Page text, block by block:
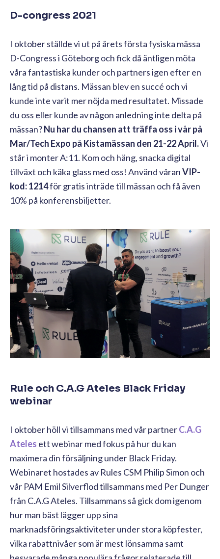
D-congress 2021
I oktober ställde vi ut på årets första fysiska mässa
D-Congress i Göteborg och fick då äntligen möta
våra fantastiska kunder och partners igen efter en
lång tid på distans. Mässan blev en succé och vi
kunde inte varit mer nöjda med resultatet. Missade
du oss eller kunde av någon anledning inte delta på
mässan?Nu har du chansen att träffa oss i vår på
Mar/Tech Expo på Kistamässan den 21-22 April.Vi
står i monter A:11. Kom och häng, snacka digital
tillväxt och käka glass med oss! Använd våranVIP-
kod: 1214för gratis inträde till mässan och få även
10% på konferensbiljetter.
Rule och C.A.G Ateles Black Friday
webinar
I oktober höll vi tillsammans med vår partnerC.A.G
Ateles ett webinar med fokus på hur du kan
maximera din försäljning under Black Friday.
Webinaret hostades av Rules CSM Philip Simon och
vår PAM Emil Silverflod tillsammans med Per Dunger
från C.A.G Ateles. Tillsammans så gick dom igenom
hur man bäst lägger upp sina
marknadsföringsaktiviteter under stora köpfester,
vilka rabattnivåer som är mest lönsamma samt